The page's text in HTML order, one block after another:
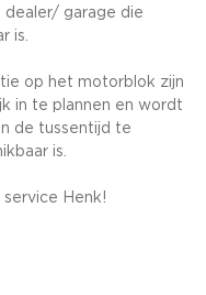
dealer/ garage die
is.
op het motorblok zijn
in te plannen en wordt
de tussentijd te
is.
Henk!